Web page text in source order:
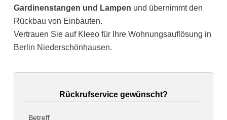
Gardinenstangen und Lampen und übernimmt den
Rückbau von Einbauten.
Vertrauen Sie auf Kleeo für Ihre Wohnungsauflösung in
Berlin Niederschönhausen.
Rückrufservice gewünscht?
Betreff